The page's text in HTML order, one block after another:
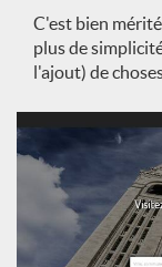
C'est bien
plus de
l'ajout) de